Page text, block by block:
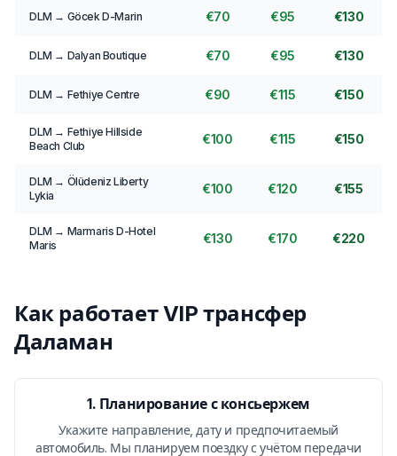
DLM → Göcek D-Marin €70 €95 €130
DLM → Dalyan Boutique €70 €95 €130
DLM → Fethiye Centre €90 €115 €150
DLM → Fethiye Hillside
Beach Club
€100 €115 €150
DLM → Ölüdeniz Liberty
Lykia
€100 €120 €155
DLM → Marmaris D-Hotel
Maris
€130 €170 €220
Как работает VIP трансфер
Даламан
1. Планирование с консьержем
Укажите направление, дату и предпочитаемый
автомобиль. Мы планируем поездку с учётом передачи